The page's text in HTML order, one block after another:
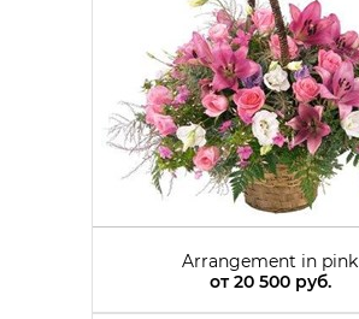
Arrangement in pink
от20 500 руб.